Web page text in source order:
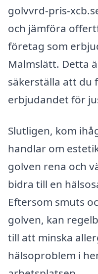
golvvrd-pris-
och jämföra
företag som
Malmslätt. Detta
säkerställa att du
erbjudandet för
Slutligen, kom
handlar om
golven rena och
bidra till en
Eftersom smuts
golven, kan
till att minska
hälsoproblem i